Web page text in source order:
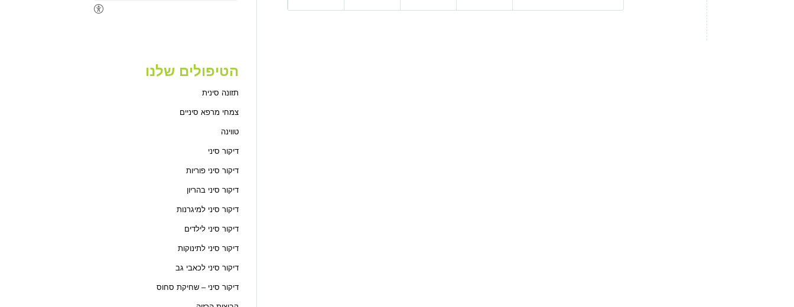
הטיפולים שלנו
תזונה סינית
צמחי מרפא סיניים
טווינה
דיקור סיני
דיקור סיני פוריות
דיקור סיני בהריון
דיקור סיני למיגרנות
דיקור סיני לילדים
דיקור סיני לתינוקות
דיקור סיני לכאבי גב
דיקור סיני – שחיקת סחוס